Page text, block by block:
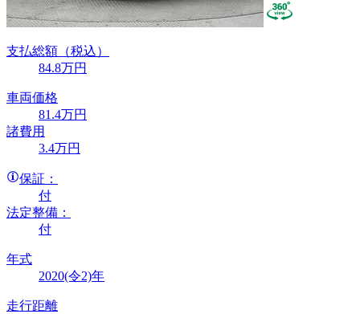
支払総額 （税込）
84.8万円
車両価格
81 .4万円
諸費用
3.4万円
保証：
付
法定整備：
付
年式
2020(令2)年
走行距離